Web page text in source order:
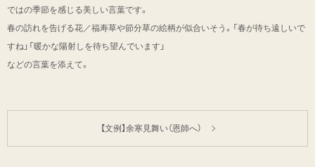
ではの季節を感じる美しい言葉です。
春の訪れを告げる花／福寿草や節分草の絵柄が似合いそう。「春が待ち遠しいで
すね」「暖かな陽射しを待ち望んでいます」
などの言葉を添えて。
【文例】余寒見舞い（恩師へ）